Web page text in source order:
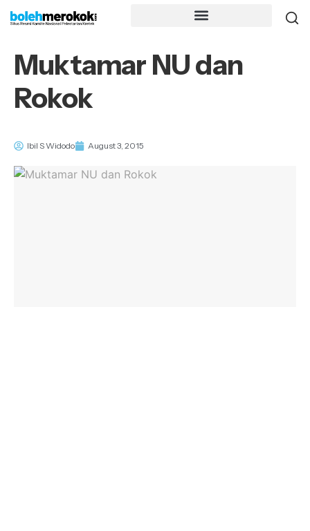
Muktamar NU dan
Rokok
Ibil S Widodo August 3, 2015